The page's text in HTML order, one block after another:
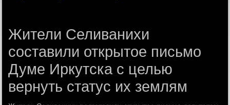
Жители Селиванихи
составили открытое письмо
Думе Иркутска с целью
вернуть статус их землям